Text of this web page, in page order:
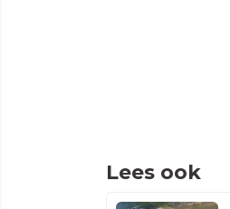
Lees ook